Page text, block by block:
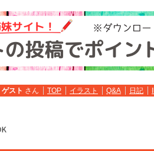
ゲスト さん TOP イラスト Q&A 日記